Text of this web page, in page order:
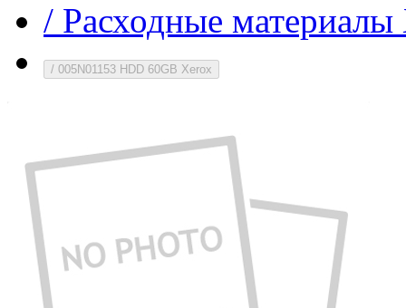
/ Расходные
/ 005N01153 HDD 60GB Xerox